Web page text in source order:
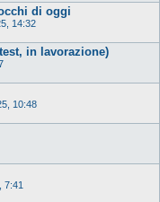
di oggi
14:32
in lavorazione)
10:48
7:41